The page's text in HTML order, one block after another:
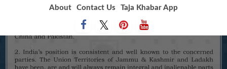
About Contact Us Taja Khabar App